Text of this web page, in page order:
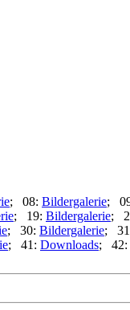
; 08: Bildergalerie;
; 19: Bildergalerie;
; 30: Bildergalerie;
; 41: Downloads; 42: